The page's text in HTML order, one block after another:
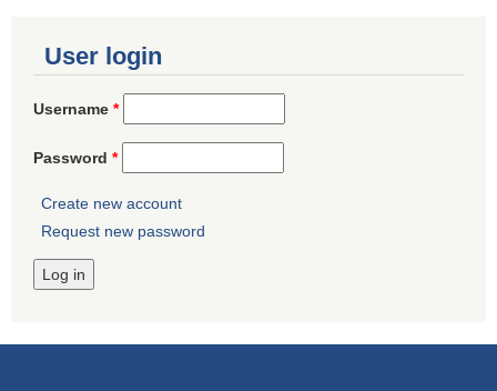
User login
Username *
Password *
Create new account
Request new password